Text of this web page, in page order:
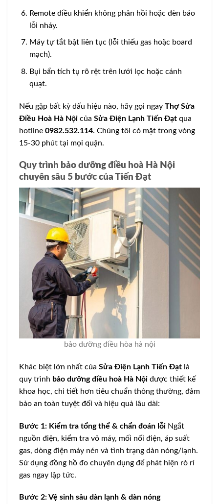
Remote điều khiển không phản hồi hoặc đèn báo
lỗi nháy.
Máy tự tắt bật liên tục (lỗi thiếu gas hoặc board
mạch).
Bụi bẩn tích tụ rõ rệt trên lưới lọc hoặc cánh
quạt.
Nếu gặp bất kỳ dấu hiệu nào, hãy gọi ngay Thợ Sửa
Điều Hoà Hà Nội của Sửa Điện Lạnh Tiến Đạt qua
hotline 0982.532.114. Chúng tôi có mặt trong vòng
15-30 phút tại mọi quận.
Quy trình bảo dưỡng điều hoà Hà Nội
chuyên sâu 5 bước của Tiến Đạt
bảo dưỡng điều hòa hà nội
Khác biệt lớn nhất của Sửa Điện Lạnh Tiến Đạt là
quy trình bảo dưỡng điều hoà Hà Nội được thiết kế
khoa học, chi tiết hơn tiêu chuẩn thông thường, đảm
bảo an toàn tuyệt đối và hiệu quả lâu dài:
Bước 1: Kiểm tra tổng thể & chẩn đoán lỗi Ngắt
nguồn điện, kiểm tra vỏ máy, mối nối điện, áp suất
gas, dòng điện máy nén và tình trạng dàn nóng/lạnh.
Sử dụng đồng hồ đo chuyên dụng để phát hiện rò rỉ
gas ngay lập tức.
Bước 2: Vệ sinh sâu dàn lạnh & dàn nóng